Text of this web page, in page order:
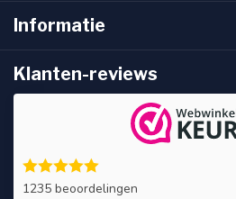
Informatie
Klanten-reviews
1235 beoordelingen